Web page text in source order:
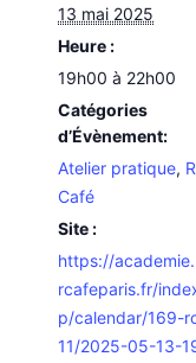
13 mai 2025
Heure :
19h00 à 22h00
Catégories
d’Évènement:
Atelier pratique,
Café
Site :
https://
rcafeparis.fr/
p/calendar/169-
11/2025-05-13-